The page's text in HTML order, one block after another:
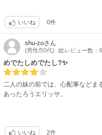
に惹かれあう二人に、不審者の影
いいね 0件
shu-zoさん
(男性/50代) 総レビュー数：
めでたしめでたし?✨
二人の妹の前では、心配事などま
あったろうエリッサ。
そんな彼女が、頼れるパートナー
いいね 2件